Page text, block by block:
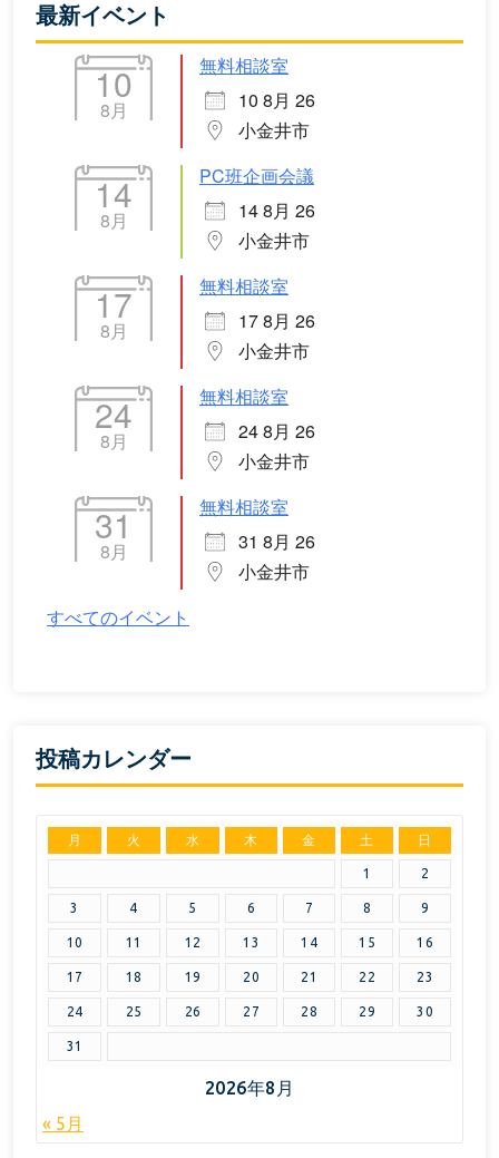
最新イベント
10
8月
無料相談室
10 8月 26
小金井市
14
8月
PC班企画会議
14 8月 26
小金井市
17
8月
無料相談室
17 8月 26
小金井市
24
8月
無料相談室
24 8月 26
小金井市
31
8月
無料相談室
31 8月 26
小金井市
すべてのイベント
投稿カレンダー
2026年8月
月 火 水 木 金 土 日
1 2
3 4 5 6 7 8 9
10 11 12 13 14 15 16
17 18 19 20 21 22 23
24 25 26 27 28 29 30
31
« 5月